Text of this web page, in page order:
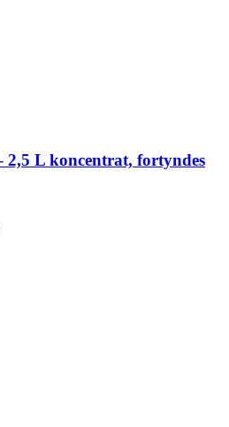
2,5 L koncentrat, fortyndes